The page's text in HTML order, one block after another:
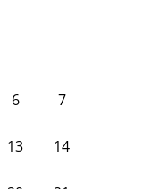
6 7
13 14